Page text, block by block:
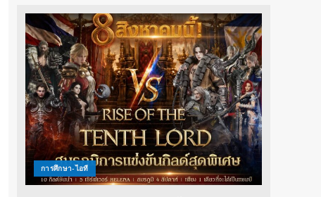
การศึกษา-ไอที